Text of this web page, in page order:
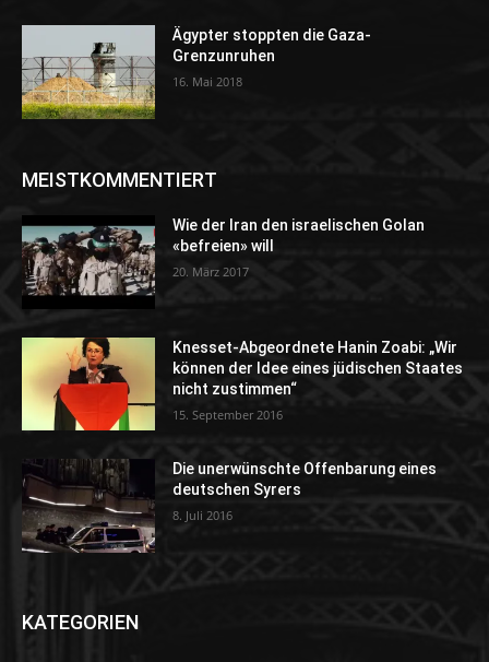
Ägypter stoppten die Gaza-
Grenzunruhen
16. Mai 2018
MEISTKOMMENTIERT
Wie der Iran den israelischen Golan
«befreien» will
20. März 2017
Knesset-Abgeordnete Hanin Zoabi: „Wir
können der Idee eines jüdischen Staates
nicht zustimmen“
15. September 2016
Die unerwünschte Offenbarung eines
deutschen Syrers
8. Juli 2016
KATEGORIEN